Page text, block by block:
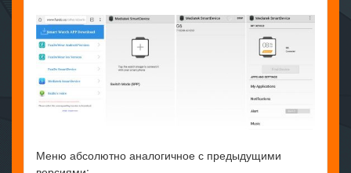
Меню абсолютно аналогичное с предыдущими